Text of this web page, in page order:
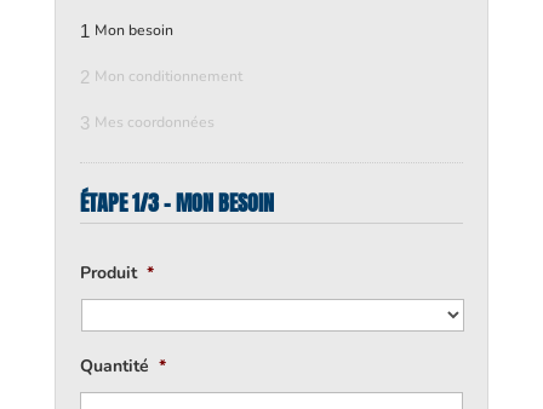
1 Mon besoin
2 Mon conditionnement
3 Mes coordonnées
ÉTAPE 1/3 - MON BESOIN
Produit *
Quantité *